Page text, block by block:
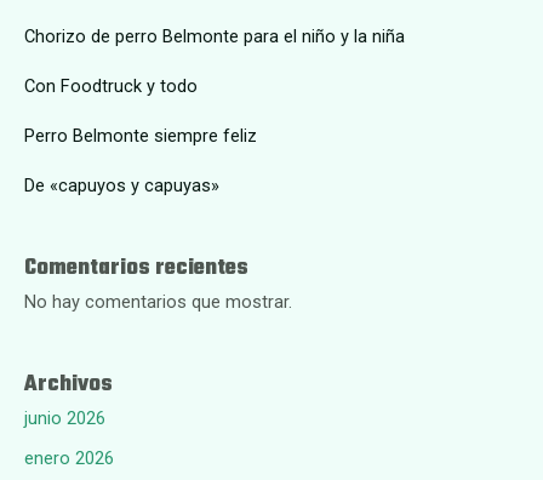
Chorizo de perro Belmonte para el niño y la niña
Con Foodtruck y todo
Perro Belmonte siempre feliz
De «capuyos y capuyas»
Comentarios recientes
No hay comentarios que mostrar.
Archivos
junio 2026
enero 2026